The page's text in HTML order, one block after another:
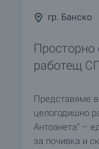
гр. Банско
Просторно
работещ
Представяме
целогодишно
Антоанета“ –
за почивка и